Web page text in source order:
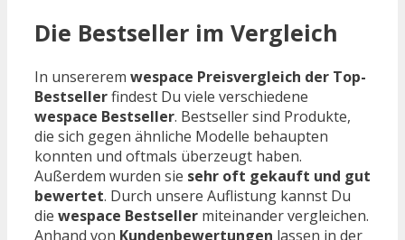
Die Bestseller im Vergleich
In unsererem wespace Preisvergleich der Top-
Bestsellerfindest Du viele verschiedene
wespace Bestseller. Bestseller sind Produkte,
die sich gegen ähnliche Modelle behaupten
konnten und oftmals überzeugt haben.
Außerdem wurden sie sehr oft gekauft und gut
bewertet. Durch unsere Auflistung kannst Du
die wespace Bestseller miteinander vergleichen.
Anhand von Kundenbewertungen lassen in der